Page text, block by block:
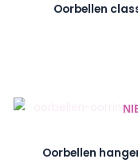
Oorbellen
Oorbellen